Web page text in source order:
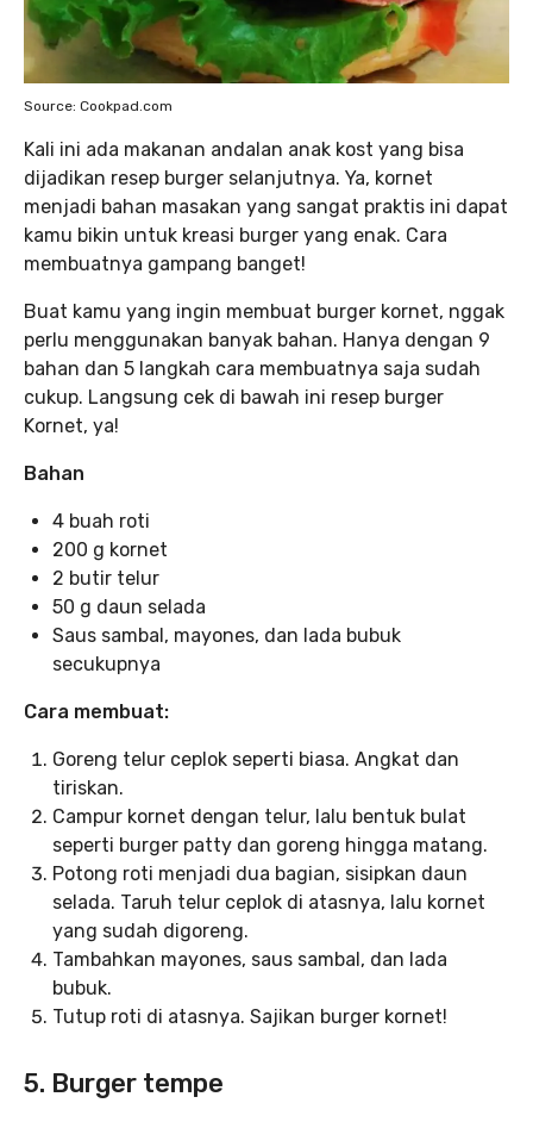
Source: Cookpad.com
Kali ini ada makanan andalan anak kost yang bisa
dijadikan resep burger selanjutnya. Ya, kornet
menjadi bahan masakan yang sangat praktis ini dapat
kamu bikin untuk kreasi burger yang enak. Cara
membuatnya gampang banget!
Buat kamu yang ingin membuat burger kornet, nggak
perlu menggunakan banyak bahan. Hanya dengan 9
bahan dan 5 langkah cara membuatnya saja sudah
cukup. Langsung cek di bawah ini resep burger
Kornet, ya!
Bahan
4 buah roti
200 g kornet
2 butir telur
50 g daun selada
Saus sambal, mayones, dan lada bubuk
secukupnya
Cara membuat:
Goreng telur ceplok seperti biasa. Angkat dan
tiriskan.
Campur kornet dengan telur, lalu bentuk bulat
seperti burger patty dan goreng hingga matang.
Potong roti menjadi dua bagian, sisipkan daun
selada. Taruh telur ceplok di atasnya, lalu kornet
yang sudah digoreng.
Tambahkan mayones, saus sambal, dan lada
bubuk.
Tutup roti di atasnya. Sajikan burger kornet!
5. Burger tempe